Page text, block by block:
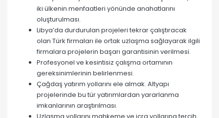
iki ülkenin menfaatleri yönünde anahatlarını
oluşturulması.
Libya’da durdurulan projeleri tekrar çalıştıracak
olan Türk firmaları ile ortak uzlaşma sağlayarak ilgili
firmalara projelerin başarı garantisinin verilmesi.
Profesyonel ve kesintisiz çalışma ortamının
gereksinimlerinin belirlenmesi.
Çağdaş yatırım yollarını ele almak. Altyapı
projelerinde bu tür yatırımlardan yararlanma
imkanlarının araştırılması.